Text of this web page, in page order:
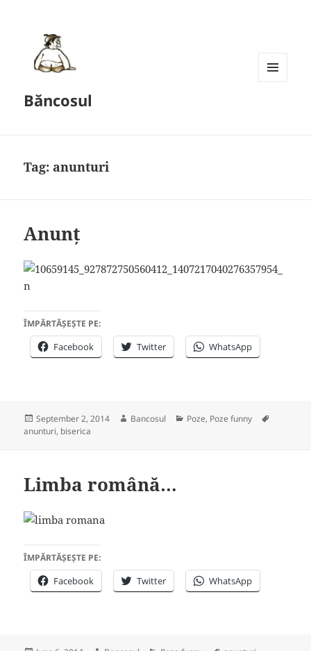
Băncosul
Tag: anunturi
Anunț
ÎMPĂRTĂȘEȘTE PE:
Facebook Twitter WhatsApp
Posted
on
September 2, 2014 Author
Bancosul Categories
Poze, Poze funny
anunturi, biserica
Limba română…
ÎMPĂRTĂȘEȘTE PE:
Facebook Twitter WhatsApp